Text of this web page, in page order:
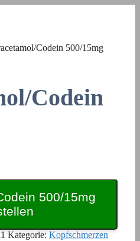
Codein 500/15mg
Codein
500/15mg
Kategorie: Kopfschmerzen